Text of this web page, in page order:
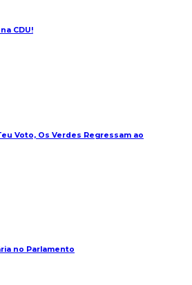
CDU!
Voto, Os Verdes Regressam ao
no Parlamento